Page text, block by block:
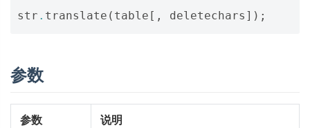
str . translate ( table [, deletechars ]);
参数
参数 说明